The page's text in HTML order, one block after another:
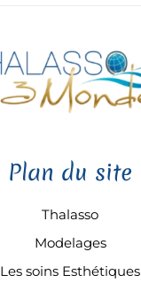
Plan du site
Thalasso
Modelages
Les soins Esthétiques